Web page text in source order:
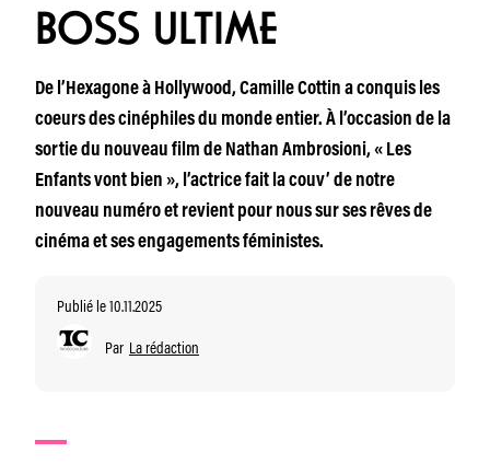
BOSS ULTIME
De l’Hexagone à Hollywood, Camille Cottin a conquis les
coeurs des cinéphiles du monde entier. À l’occasion de la
sortie du nouveau film de Nathan Ambrosioni, « Les
Enfants vont bien », l’actrice fait la couv’ de notre
nouveau numéro et revient pour nous sur ses rêves de
cinéma et ses engagements féministes.
Publié le 10.11.2025
Par La rédaction